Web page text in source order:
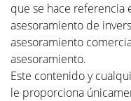
que se hace referencia
asesoramiento de
asesoramiento
asesoramiento.
Este contenido y
le proporciona